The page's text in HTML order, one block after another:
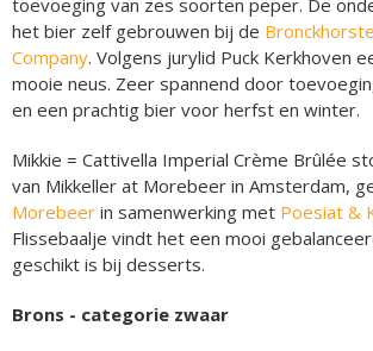
toevoeging van zes soorten peper. De
het bier zelf gebrouwen bij de
Company. Volgens jurylid Puck Kerkhoven
mooie neus. Zeer spannend door
en een prachtig bier voor herfst en winter.
Mikkie = Cattivella Imperial Crème Brûlée
van Mikkeller at Morebeer in Amsterdam,
Morebeer in samenwerking met Poesiat &
Flissebaalje vindt het een mooi
geschikt is bij desserts.
Brons - categorie zwaar